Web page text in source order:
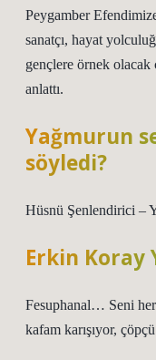
Peygamber
sanatçı, hayat
gençlere örnek olacak
anlattı.
Yağmurun
söyledi?
Hüsnü Şenlendirici –
Erkin Koray
Fesuphanal… Seni
kafam karışıyor, çöpçü